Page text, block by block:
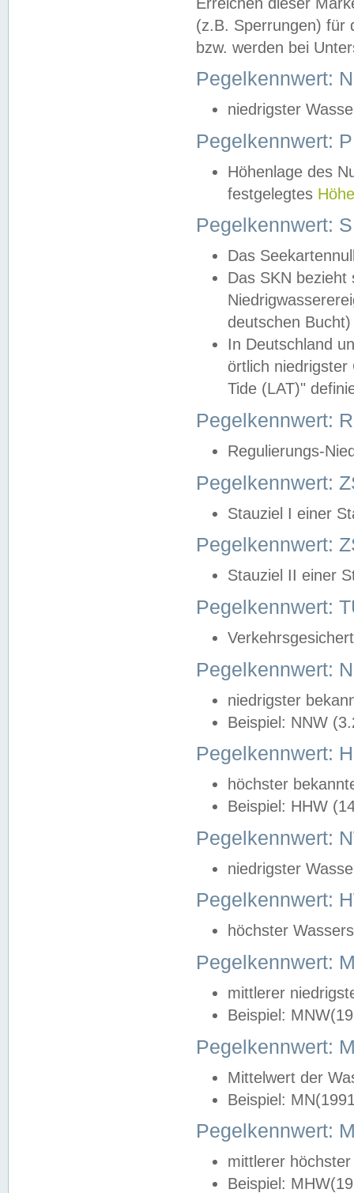
(z.B. Sperrungen) für
bzw. werden bei
Pegelkennwert:
niedrigster
Pegelkennwert:
Höhenlage des
festgelegtes
Pegelkennwert:
Das
Das SKN
deutschen
In Deutschland
örtlich
Tide (LAT)"
Pegelkennwert:
Regulierungs-
Pegelkennwert:
Stauziel I einer
Pegelkennwert:
Stauziel II einer
Pegelkennwert:
Pegelkennwert:
niedrigster
Beispiel: NNW
Pegelkennwert:
höchster
Beispiel: HHW
Pegelkennwert:
niedrigster
Pegelkennwert:
höchster
Pegelkennwert:
mittlerer
Beispiel:
Pegelkennwert:
Mittelwert der
Beispiel:
Pegelkennwert:
mittlerer
Beispiel: